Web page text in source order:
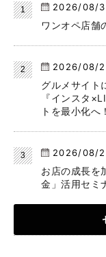
2026/08/
ワンオペ店舗
2026/08/
グルメサイト
『インスタ
トを最小化へ
2026/08/
お店の成長を
金」活用セミ